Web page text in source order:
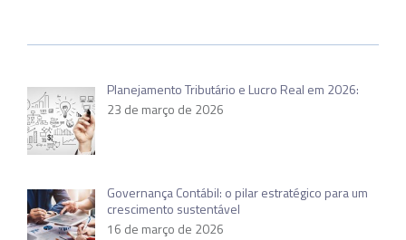
Planejamento Tributário e Lucro Real em 2026:
23 de março de 2026
Governança Contábil: o pilar estratégico para um
crescimento sustentável
16 de março de 2026